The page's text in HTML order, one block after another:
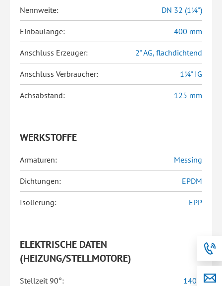
Nennweite: DN 32 (1¼")
Einbaulänge: 400 mm
Anschluss Erzeuger: 2" AG, flachdichtend
Anschluss Verbraucher: 1¼" IG
Achsabstand: 125 mm
WERKSTOFFE
Armaturen: Messing
Dichtungen: EPDM
Isolierung: EPP
ELEKTRISCHE DATEN
(HEIZUNG/STELLMOTORE)
Stellzeit 90°: 140 s